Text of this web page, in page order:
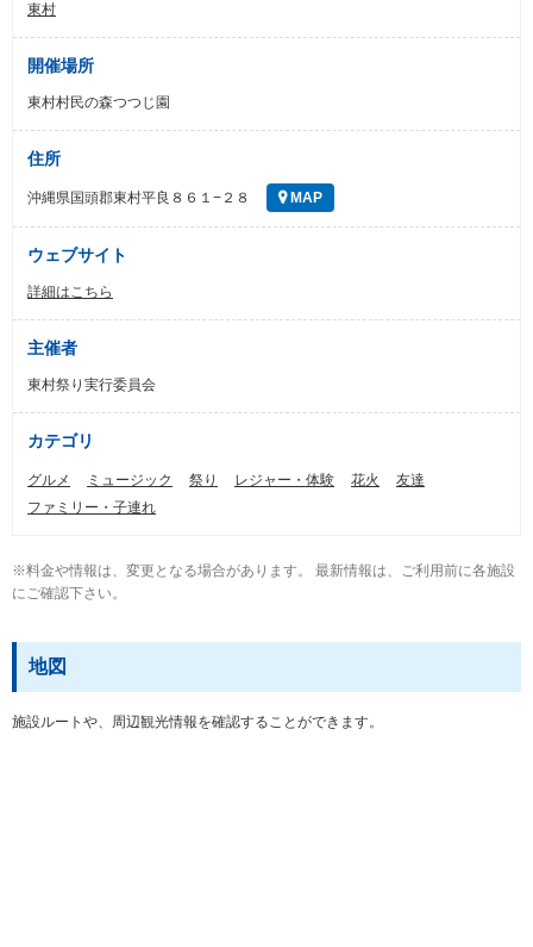
東村
開催場所
東村村民の森つつじ園
住所
沖縄県国頭郡東村平良８６１−２８ MAP
ウェブサイト
詳細はこちら
主催者
東村祭り実行委員会
カテゴリ
グルメ ミュージック 祭り レジャー・体験 花火
友達
ファミリー・子連れ
※料金や情報は、変更となる場合があります。 最新情報は、ご利用前に各施設
にご確認下さい。
地図
施設ルートや、周辺観光情報を確認することができます。